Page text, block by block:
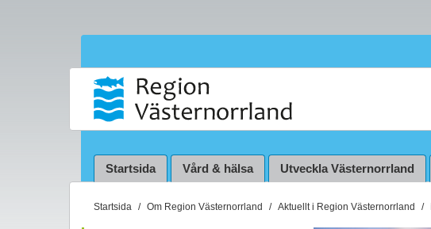
Startsida Vård & hälsa Utveckla Västernorrland
D
Startsida Om Region Västernorrland Aktuellt i Region Västernorrland